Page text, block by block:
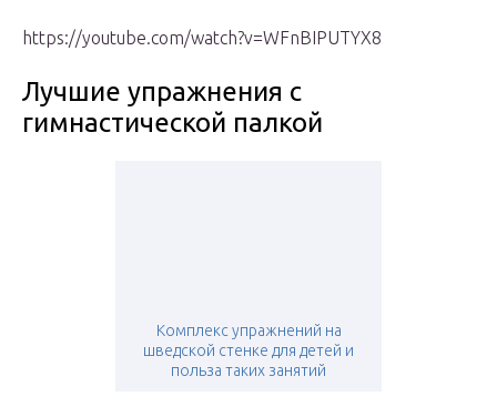
https://youtube.com/watch?v=WFnBIPUTYX8
Лучшие упражнения с
гимнастической палкой
Комплекс упражнений на
шведской стенке для детей и
польза таких занятий